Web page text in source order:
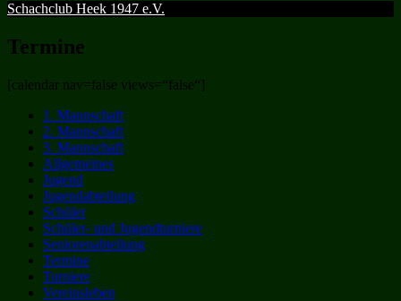
Schachclub Heek 1947 e.V.
Termine
[calendar nav=false views=“false“]
1. Mannschaft
2. Mannschaft
3. Mannschaft
Allgemeines
Jugend
Jugendabteilung
Schüler
Schüler- und Jugendturniere
Seniorenabteilung
Termine
Turniere
Vereinsleben